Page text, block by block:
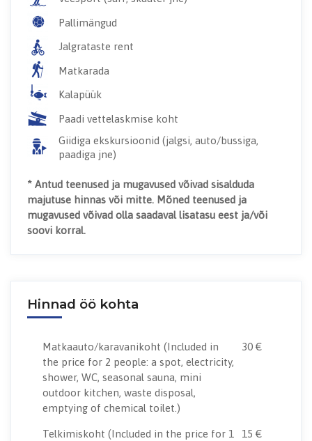
Pallimängud
Jalgrataste rent
Matkarada
Kalapüük
Paadi vettelaskmise koht
Giidiga ekskursioonid (jalgsi, auto/bussiga,
paadiga jne)
* Antud teenused ja mugavused võivad sisalduda
majutuse hinnas või mitte. Mõned teenused ja
mugavused võivad olla saadaval lisatasu eest ja/või
soovi korral.
Hinnad öö kohta
Matkaauto/karavanikoht (Included in
the price for 2 people: a spot, electricity,
shower, WC, seasonal sauna, mini
outdoor kitchen, waste disposal,
emptying of chemical toilet.)
30 €
Telkimiskoht (Included in the price for 1
15 €